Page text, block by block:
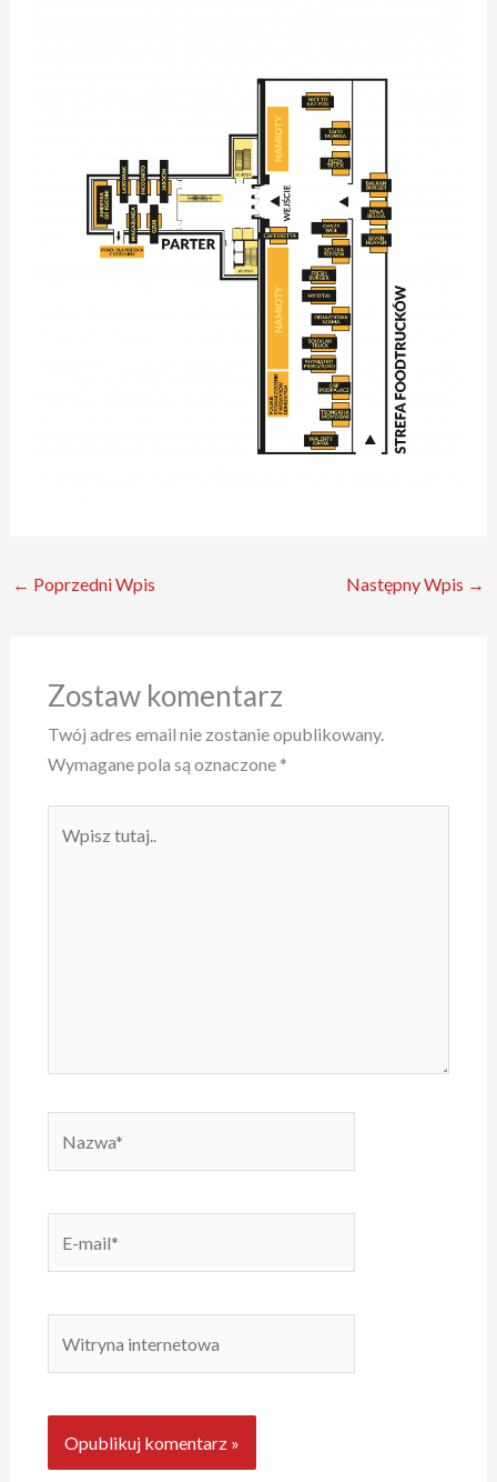
← Poprzedni Wpis Następny Wpis →
Zostaw komentarz
Twój adres email nie zostanie opublikowany.
Wymagane pola są oznaczone *
tutaj..
mail*
internetowa